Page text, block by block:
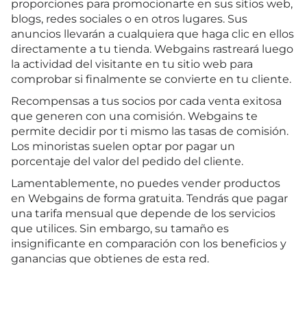
proporciones para promocionarte en sus sitios web,
blogs, redes sociales o en otros lugares. Sus
anuncios llevarán a cualquiera que haga clic en ellos
directamente a tu tienda. Webgains rastreará luego
la actividad del visitante en tu sitio web para
comprobar si finalmente se convierte en tu cliente.
Recompensas a tus socios por cada venta exitosa
que generen con una comisión. Webgains te
permite decidir por ti mismo las tasas de comisión.
Los minoristas suelen optar por pagar un
porcentaje del valor del pedido del cliente.
Lamentablemente, no puedes vender productos
en Webgains de forma gratuita. Tendrás que pagar
una tarifa mensual que depende de los servicios
que utilices. Sin embargo, su tamaño es
insignificante en comparación con los beneficios y
ganancias que obtienes de esta red.